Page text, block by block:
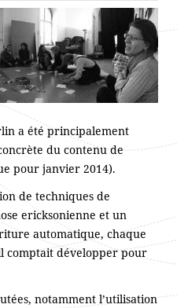
a été principalement
du contenu de
pour janvier 2014).
de techniques de
ericksonienne et un
automatique, chaque
comptait développer pour
notamment l’utilisation